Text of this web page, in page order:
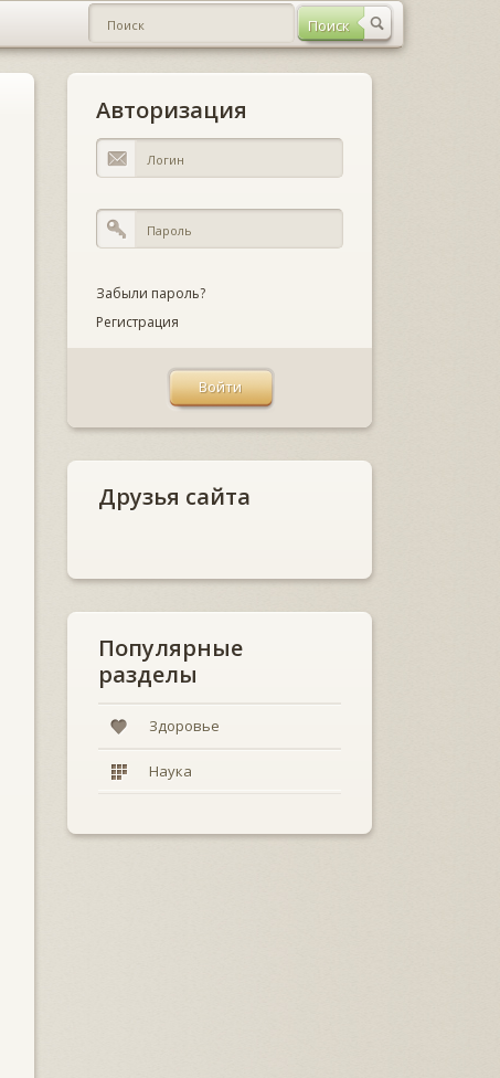
Авторизация
Забыли пароль?
Регистрация
Друзья сайта
Популярные
разделы
Здоровье
Наука